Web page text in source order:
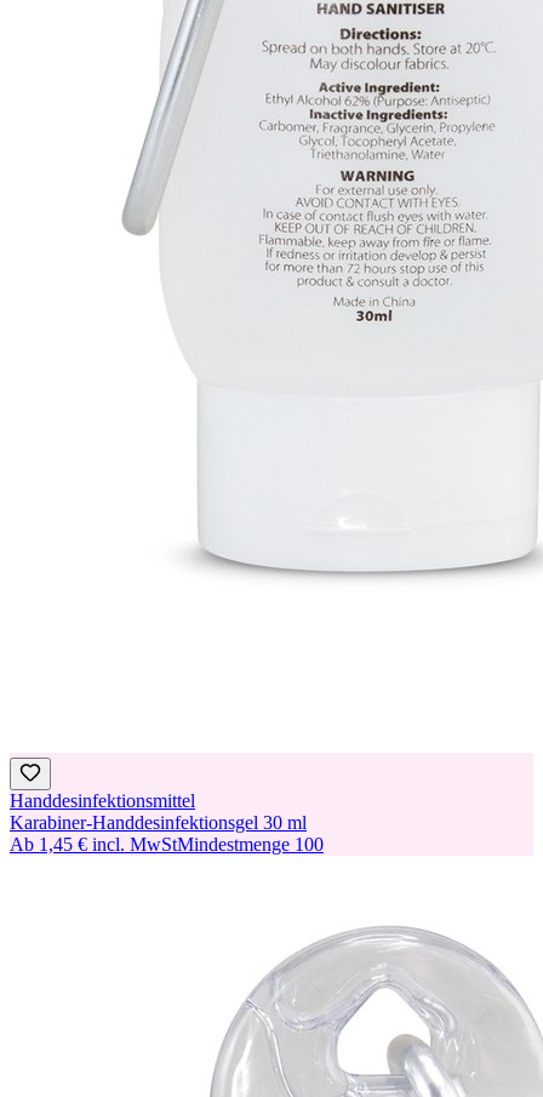
Handdesinfektionsmittel
Karabiner-Handdesinfektionsgel 30 ml
Ab 1,45 € incl. MwStMindestmenge 100